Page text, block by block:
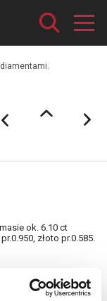
ok. 6.10 ct
złoto pr.0.585.